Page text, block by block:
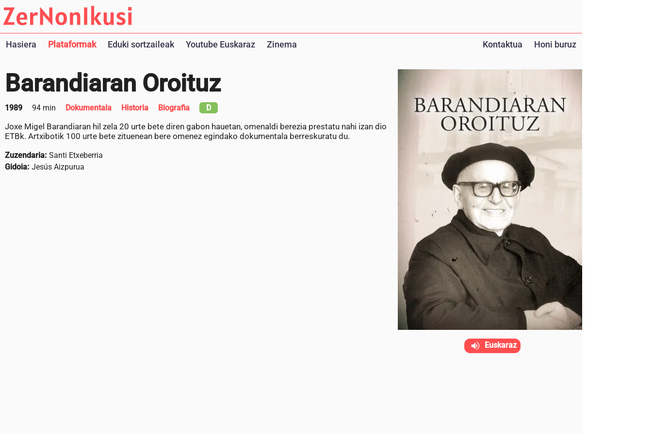
Hasiera Plataformak Eduki sortzaileak Youtube Euskaraz Zinema Kontaktua Honi buruz
Barandiaran Oroituz
1989 94 min Dokumentala Historia Biografia D
Joxe Migel Barandiaran hil zela 20 urte bete diren gabon hauetan, omenaldi berezia prestatu nahi izan dio
ETBk. Artxibotik 100 urte bete zituenean bere omenez egindako dokumentala berreskuratu du.
Zuzendaria: Santi Etxeberria
Gidoia: Jesús Aizpurua
Euskaraz